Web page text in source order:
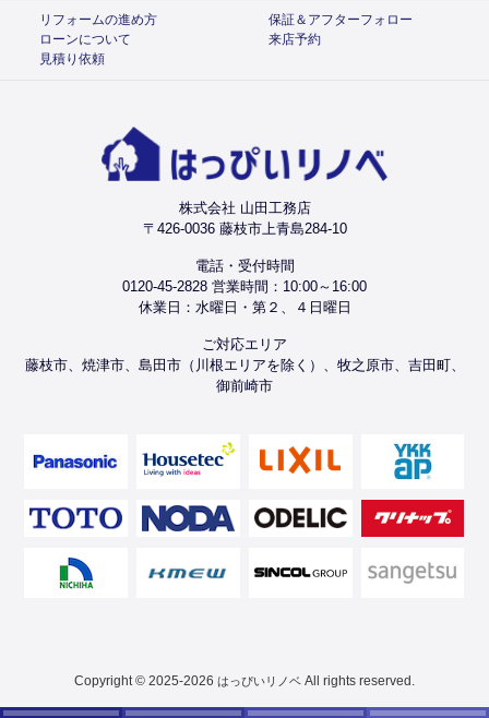
リフォームの進め方
保証＆アフターフォロー
ローンについて
来店予約
見積り依頼
株式会社 山田工務店
〒426-0036 藤枝市上青島284-10
電話・受付時間
0120-45-2828 営業時間：10:00～16:00
休業日：水曜日・第２、４日曜日
ご対応エリア
藤枝市、焼津市、島田市（川根エリアを除く）、牧之原市、吉田町、
御前崎市
Copyright © 2025-2026 はっぴいリノベ All rights reserved.